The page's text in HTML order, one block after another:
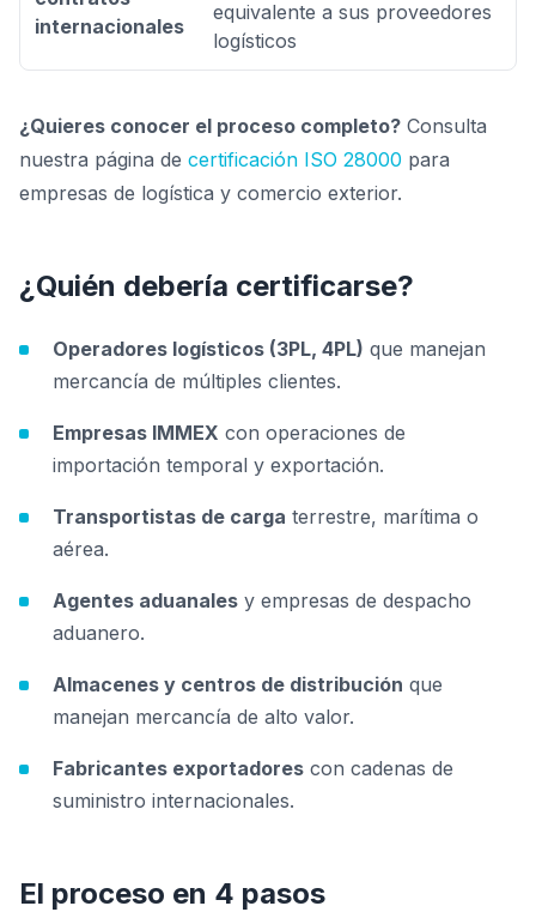
internacionales
equivalente a sus proveedores
logísticos
¿Quieres conocer el proceso completo? Consulta
nuestra página de certificación ISO 28000 para
empresas de logística y comercio exterior.
¿Quién debería certificarse?
Operadores logísticos (3PL, 4PL) que manejan
mercancía de múltiples clientes.
Empresas IMMEX con operaciones de
importación temporal y exportación.
Transportistas de carga terrestre, marítima o
aérea.
Agentes aduanales y empresas de despacho
aduanero.
Almacenes y centros de distribución que
manejan mercancía de alto valor.
Fabricantes exportadores con cadenas de
suministro internacionales.
El proceso en 4 pasos